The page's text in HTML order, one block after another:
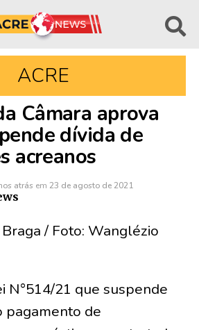
ACRE
Câmara aprova
dívida de
acreanos
atrás em 23 de agosto de 2021
/ Foto: Wanglézio
N°514/21 que suspende
pagamento de